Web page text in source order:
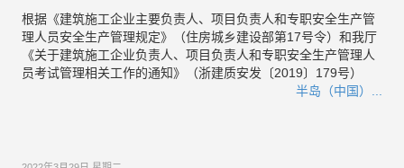
根据《建筑施工企业主要负责人、项目负责人和专职安全生产管
理人员安全生产管理规定》（住房城乡建设部第17号令）和我厅
《关于建筑施工企业负责人、项目负责人和专职安全生产管理人
员考试管理相关工作的通知》（浙建质安发〔2019〕179号）
半岛（中国）...